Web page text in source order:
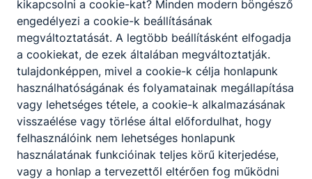
kiadványok
Előző állapot: Közérdekű adatok -
Archívum
(oldal alján)
1. A közfeladatot ellátó szerv
nyilvános kiadványainak címei
Piacképes
2. A közfeladatot ellátó szerv
nyilvános kiadványai témájának
leírása
füzet , az
képzéseket
kikapcsolni a cookie-kat? Minden modern böngésző
engedélyezi a cookie-k beállításának
megváltoztatását. A legtöbb beállításként elfogadja
a cookiekat, de ezek általában megváltoztatják.
tulajdonképpen, mivel a cookie-k célja honlapunk
használhatóságának és folyamatainak megállapítása
vagy lehetséges tétele, a cookie-k alkalmazásának
visszaélése vagy törlése által előfordulhat, hogy
felhasználóink ​​nem lehetséges honlapunk
használatának funkcióinak teljes körű kiterjedése,
vagy a honlap a tervezettől eltérően fog működni